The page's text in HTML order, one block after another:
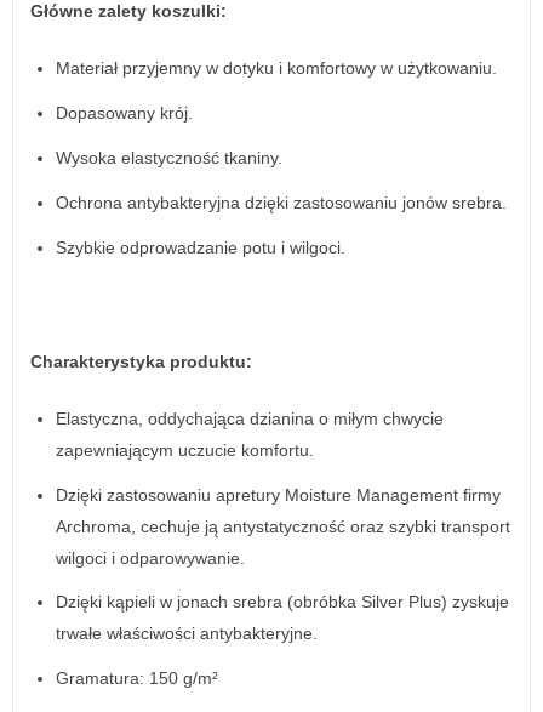
Główne zalety koszulki:
Materiał przyjemny w dotyku i komfortowy w użytkowaniu.
Dopasowany krój.
Wysoka elastyczność tkaniny.
Ochrona antybakteryjna dzięki zastosowaniu jonów srebra.
Szybkie odprowadzanie potu i wilgoci.
Charakterystyka produktu:
Elastyczna, oddychająca dzianina o miłym chwycie
zapewniającym uczucie komfortu.
Dzięki zastosowaniu apretury Moisture Management firmy
Archroma, cechuje ją antystatyczność oraz szybki transport
wilgoci i odparowywanie.
Dzięki kąpieli w jonach srebra (obróbka Silver Plus) zyskuje
trwałe właściwości antybakteryjne.
Gramatura: 150 g/m²